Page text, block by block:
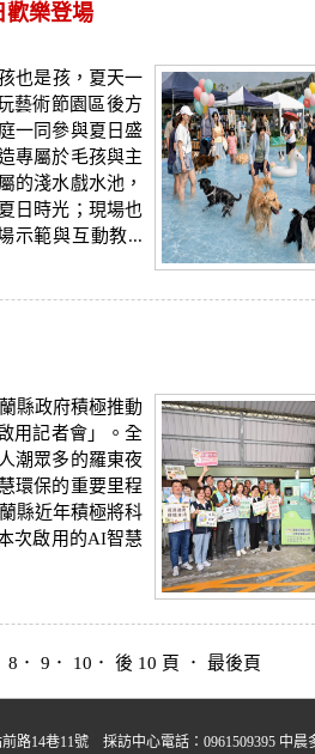
歡樂登場
也是孩，夏天一
藝術節園區後方
一同參與夏日盛
專屬於毛孩與主
的淺水戲水池，
日時光；現場也
示範與互動教...
縣政府積極推動
用記者會」。全
潮眾多的羅東夜
環保的重要里程
積極將科
次啟用的AI智慧
8 ． 9 ． 10 ． 後 10 頁 ． 最後頁
路14巷11號 採訪中心電話：0961509395 中晨